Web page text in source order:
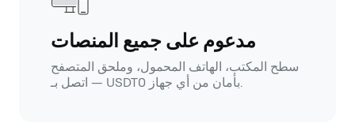
مدعوم على جميع المنصات
سطح المكتب، الهاتف المحمول، وملحق المتصفح
— اتصل بـ USDT0 بأمان من أي جهاز.